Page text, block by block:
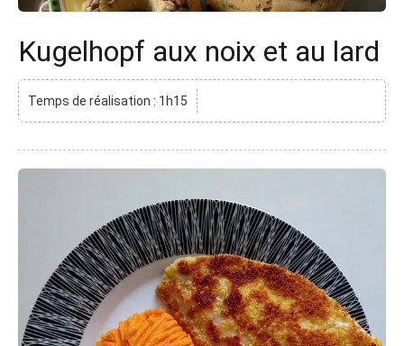
Kugelhopf aux noix et au lard
Temps de réalisation : 1h15